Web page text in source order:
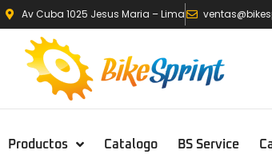
Av Cuba 1025 Jesus Maria – Lima
Productos Catalogo BS Service